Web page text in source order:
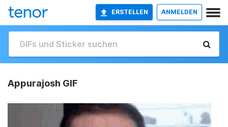
ERSTELLEN ANMELDEN
Appurajosh GIF